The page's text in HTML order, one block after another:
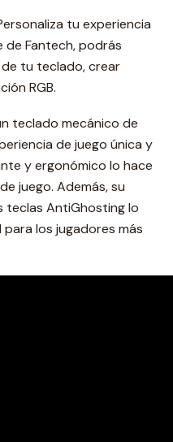
tu experiencia
de Fantech, podrás
tu teclado, crear
RGB.
teclado mecánico de
de juego única y
y ergonómico lo hace
juego. Además, su
teclas AntiGhosting lo
los jugadores más